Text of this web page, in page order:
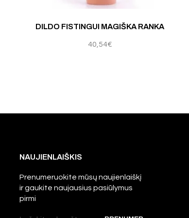
DILDO FISTINGUI MAGIŠKA RANKA
40,54€
NAUJIENLAIŠKIS
Prenumeruokite mūsų naujienlaiškį
ir gaukite naujausius pasiūlymus
pirmi